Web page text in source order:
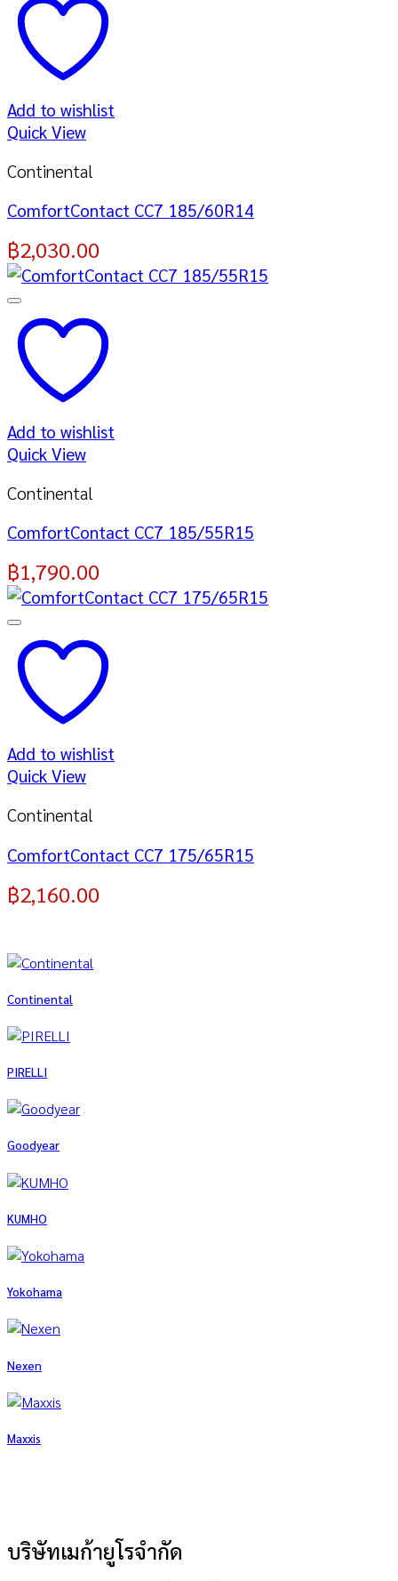
Add to wishlist
Quick View
Continental
ComfortContact CC7 185/60R14
฿2,030.00
Add to wishlist
Quick View
Continental
ComfortContact CC7 185/55R15
฿1,790.00
Add to wishlist
Quick View
Continental
ComfortContact CC7 175/65R15
฿2,160.00
Continental
PIRELLI
Goodyear
KUMHO
Yokohama
Nexen
Maxxis
บริษัทเมก้ายูโรจำกัด